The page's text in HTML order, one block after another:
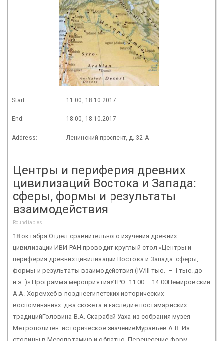
Start: 11:00, 18.10.2017
End: 18:00, 18.10.2017
Address: Ленинский проспект, д. 32 А
Центры и периферия древних
цивилизаций Востока и Запада:
сферы, формы и результаты
взаимодействия
Roundtables
18 октября Отдел сравнительного изучения древних
цивилизации ИВИ РАН проводит круглый стол «Центры и
периферия древних цивилизаций Востока и Запада: сферы,
формы и результаты взаимодействия (IV/III тыс. – I тыс. до
н.э. )» Программа мероприятияУТРО. 11:00 – 14:00Немировский
А.А. Хоремхеб в позднеегипетских исторических
воспоминаниях: два сюжета и наследие постамарнских
традицийГоловина В.А. Скарабей Уаха из собрания музея
Метрополитен: историческое значениеМуравьев А.В. Из
столицы в Месопотамию и обратно. Перенесение форм